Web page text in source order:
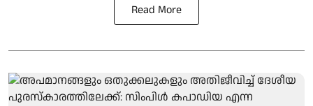
Read More